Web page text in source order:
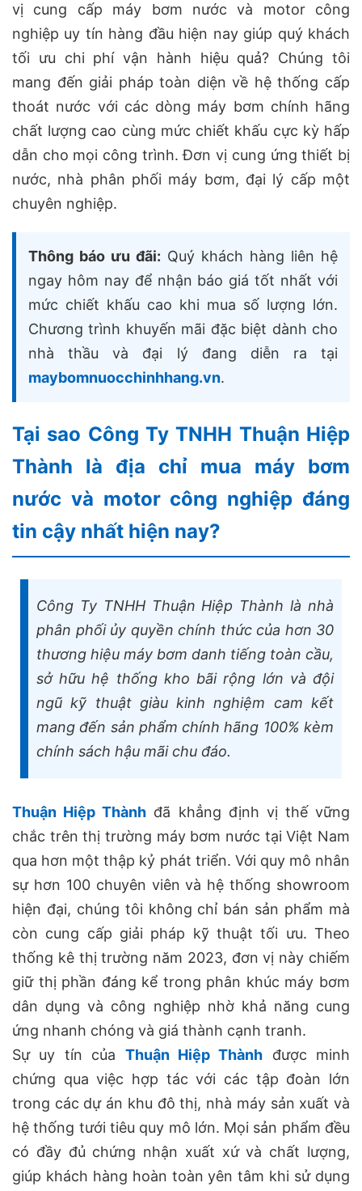
vị cung cấp máy bơm nước và motor công
nghiệp uy tín hàng đầu hiện nay giúp quý khách
tối ưu chi phí vận hành hiệu quả? Chúng tôi
mang đến giải pháp toàn diện về hệ thống cấp
thoát nước với các dòng máy bơm chính hãng
chất lượng cao cùng mức chiết khấu cực kỳ hấp
dẫn cho mọi công trình. Đơn vị cung ứng thiết bị
nước, nhà phân phối máy bơm, đại lý cấp một
chuyên nghiệp.
Thông báo ưu đãi: Quý khách hàng liên hệ
ngay hôm nay để nhận báo giá tốt nhất với
mức chiết khấu cao khi mua số lượng lớn.
Chương trình khuyến mãi đặc biệt dành cho
nhà thầu và đại lý đang diễn ra tại
maybomnuocchinhhang.vn.
Tại sao Công Ty TNHH Thuận Hiệp
Thành là địa chỉ mua máy bơm
nước và motor công nghiệp đáng
tin cậy nhất hiện nay?
Công Ty TNHH Thuận Hiệp Thành là nhà
phân phối ủy quyền chính thức của hơn 30
thương hiệu máy bơm danh tiếng toàn cầu,
sở hữu hệ thống kho bãi rộng lớn và đội
ngũ kỹ thuật giàu kinh nghiệm cam kết
mang đến sản phẩm chính hãng 100% kèm
chính sách hậu mãi chu đáo.
Thuận Hiệp Thành đã khẳng định vị thế vững
chắc trên thị trường máy bơm nước tại Việt Nam
qua hơn một thập kỷ phát triển. Với quy mô nhân
sự hơn 100 chuyên viên và hệ thống showroom
hiện đại, chúng tôi không chỉ bán sản phẩm mà
còn cung cấp giải pháp kỹ thuật tối ưu. Theo
thống kê thị trường năm 2023, đơn vị này chiếm
giữ thị phần đáng kể trong phân khúc máy bơm
dân dụng và công nghiệp nhờ khả năng cung
ứng nhanh chóng và giá thành cạnh tranh.
Sự uy tín của Thuận Hiệp Thành được minh
chứng qua việc hợp tác với các tập đoàn lớn
trong các dự án khu đô thị, nhà máy sản xuất và
hệ thống tưới tiêu quy mô lớn. Mọi sản phẩm đều
có đầy đủ chứng nhận xuất xứ và chất lượng,
giúp khách hàng hoàn toàn yên tâm khi sử dụng